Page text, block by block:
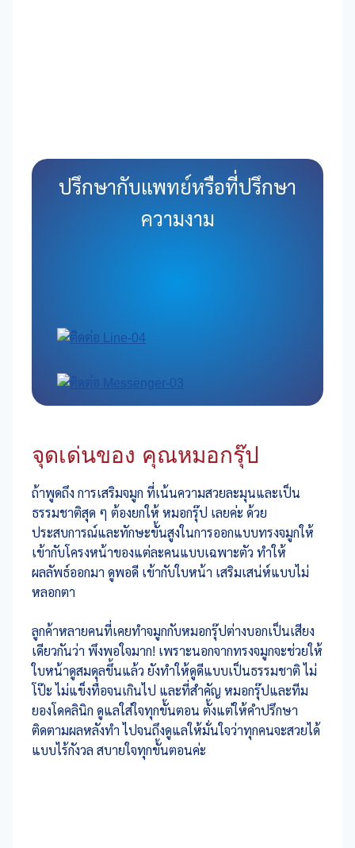
ปรึกษากับแพทย์หรือที่ปรึกษา
ความงาม
จุดเด่นของ คุณหมอกรุ๊ป
ถ้าพูดถึง การเสริมจมูก ที่เน้นความสวยละมุนและเป็น
ธรรมชาติสุด ๆ ต้องยกให้ หมอกรุ๊ป เลยค่ะ ด้วย
ประสบการณ์และทักษะขั้นสูงในการออกแบบทรงจมูกให้
เข้ากับโครงหน้าของแต่ละคนแบบเฉพาะตัว ทำให้
ผลลัพธ์ออกมา ดูพอดี เข้ากับใบหน้า เสริมเสน่ห์แบบไม่
หลอกตา
ลูกค้าหลายคนที่เคยทำจมูกกับหมอกรุ๊ปต่างบอกเป็นเสียง
เดียวกันว่า พึงพอใจมาก! เพราะนอกจากทรงจมูกจะช่วยให้
ใบหน้าดูสมดุลขึ้นแล้ว ยังทำให้ดูดีแบบเป็นธรรมชาติ ไม่
โป๊ะ ไม่แข็งทื่อจนเกินไป และที่สำคัญ หมอกรุ๊ปและทีม
ยองโดคลินิก ดูแลใส่ใจทุกขั้นตอน ตั้งแต่ให้คำปรึกษา
ติดตามผลหลังทำ ไปจนถึงดูแลให้มั่นใจว่าทุกคนจะสวยได้
แบบไร้กังวล สบายใจทุกขั้นตอนค่ะ